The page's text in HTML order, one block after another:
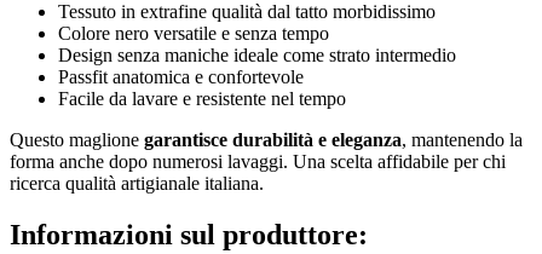
Tessuto in extrafine qualità dal tatto morbidissimo
Colore nero versatile e senza tempo
Design senza maniche ideale come strato intermedio
Passfit anatomica e confortevole
Facile da lavare e resistente nel tempo
Questo maglione garantisce durabilità e eleganza, mantenendo la
forma anche dopo numerosi lavaggi. Una scelta affidabile per chi
ricerca qualità artigianale italiana.
Informazioni sul produttore: